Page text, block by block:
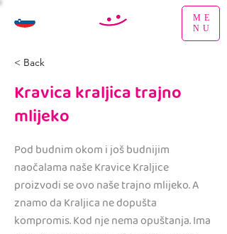
ME
NU
< Back
Kravica kraljica trajno
mlijeko
Pod budnim okom i još budnijim
naočalama naše Kravice Kraljice
proizvodi se ovo naše trajno mlijeko. A
znamo da Kraljica ne dopušta
kompromis. Kod nje nema opuštanja. Ima